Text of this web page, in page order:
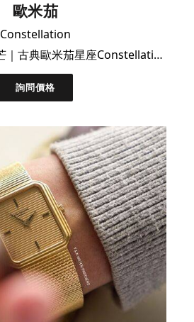
歐米茄
Constellation
光影流轉，難掩光芒｜古典歐米茄星座Constellation
詢問價格